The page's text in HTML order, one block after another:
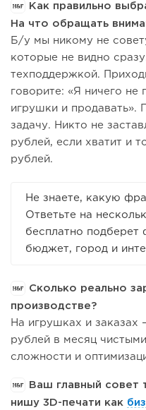
Как правильно
На что обращать
Б/у мы никому не
которые не видно
техподдержкой.
говорите: «Я ничего не
игрушки и продавать».
задачу. Никто не
рублей, если хватит и
рублей.
Не знаете, какую
Ответьте на
бесплатно
бюджет, город и
Сколько реально
производстве?
На игрушках и
рублей в месяц
сложности и
Ваш главный совет
нишу 3D-печати как